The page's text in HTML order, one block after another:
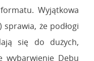
Wyjątkowa
że podłogi
się do dużych,
wybarwienie Dębu